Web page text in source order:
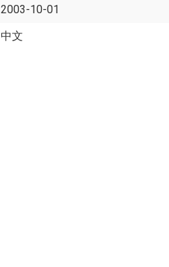
2003-10-01
中文